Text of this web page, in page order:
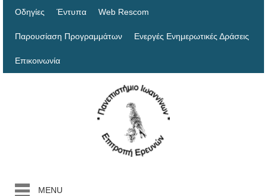
Οδηγίες Έντυπα Web Rescom
Παρουσίαση Προγραμμάτων Ενεργές Ενημερωτικές Δράσεις
Επικοινωνία
MENU